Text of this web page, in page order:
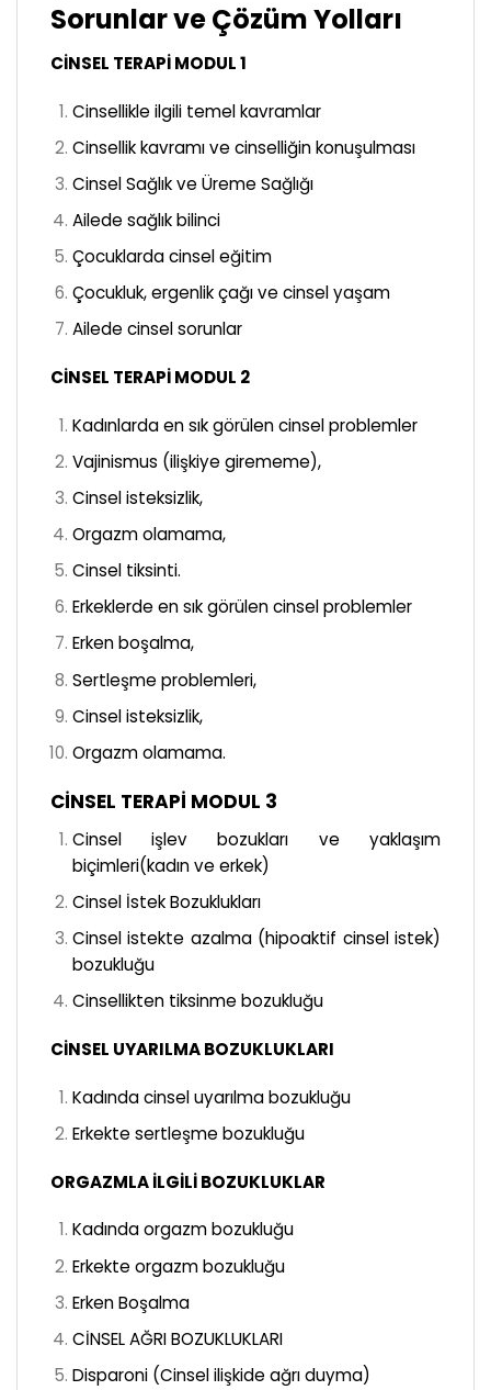
Sorunlar ve Çözüm Yolları
CİNSEL TERAPİ MODUL 1
Cinsellikle ilgili temel kavramlar
Cinsellik kavramı ve cinselliğin konuşulması
Cinsel Sağlık ve Üreme Sağlığı
Ailede sağlık bilinci
Çocuklarda cinsel eğitim
Çocukluk, ergenlik çağı ve cinsel yaşam
Ailede cinsel sorunlar
CİNSEL TERAPİ MODUL 2
Kadınlarda en sık görülen cinsel problemler
Vajinismus (ilişkiye girememe),
Cinsel isteksizlik,
Orgazm olamama,
Cinsel tiksinti.
Erkeklerde en sık görülen cinsel problemler
Erken boşalma,
Sertleşme problemleri,
Cinsel isteksizlik,
Orgazm olamama.
CİNSEL TERAPİ MODUL 3
Cinsel işlev bozukları ve yaklaşım
biçimleri(kadın ve erkek)
Cinsel İstek Bozuklukları
Cinsel istekte azalma (hipoaktif cinsel istek)
bozukluğu
Cinsellikten tiksinme bozukluğu
CİNSEL UYARILMA BOZUKLUKLARI
Kadında cinsel uyarılma bozukluğu
Erkekte sertleşme bozukluğu
ORGAZMLA İLGİLİ BOZUKLUKLAR
Kadında orgazm bozukluğu
Erkekte orgazm bozukluğu
Erken Boşalma
CİNSEL AĞRI BOZUKLUKLARI
Disparoni (Cinsel ilişkide ağrı duyma)